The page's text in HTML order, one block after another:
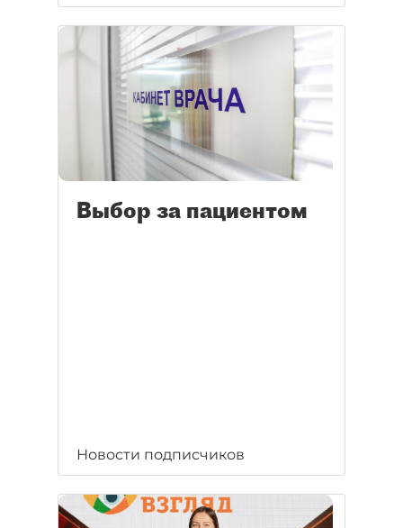
Выбор за пациентом
Новости подписчиков